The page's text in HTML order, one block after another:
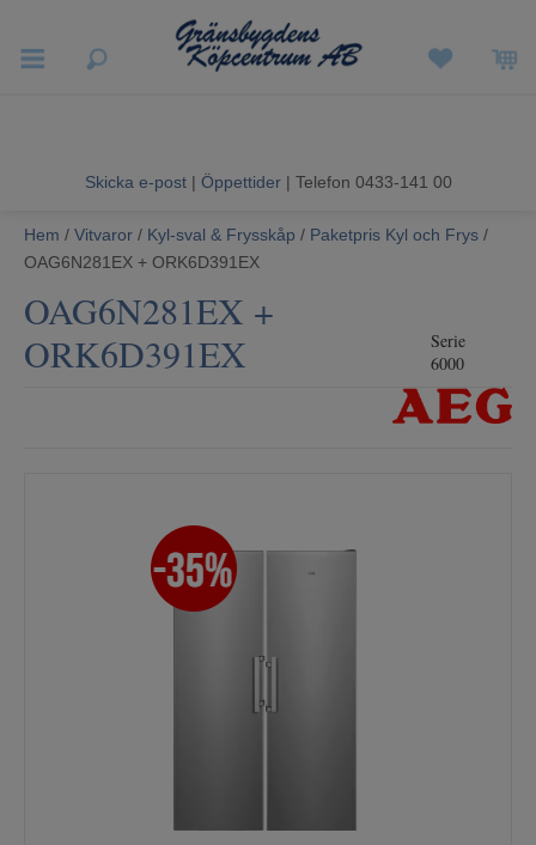
Sommarrea
Vitvaror
Skicka e-post | Öppettider| Telefon 0433-141 00
Hem / Vitvaror / Kyl-sval & Frysskåp / Paketpris Kyl och Frys /
OAG6N281EX + ORK6D391EX
OAG6N281EX +
ORK6D391EX
Serie
6000